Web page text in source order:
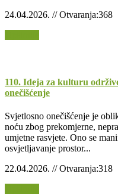
24.04.2026. // Otvaranja:368
110. Ideja za kulturu
onečišćenje
Svjetlosno onečišćenje je
noću zbog prekomjerne,
umjetne rasvjete. Ono se
osvjetljavanje prostor...
22.04.2026. // Otvaranja:318